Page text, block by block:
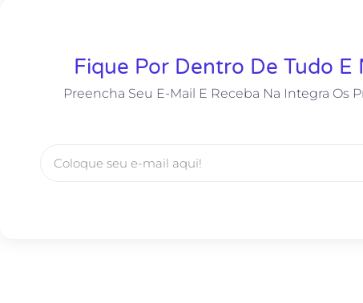
Fique Por Dentro De Tudo E
Preencha Seu E-Mail E Receba Na Integra Os